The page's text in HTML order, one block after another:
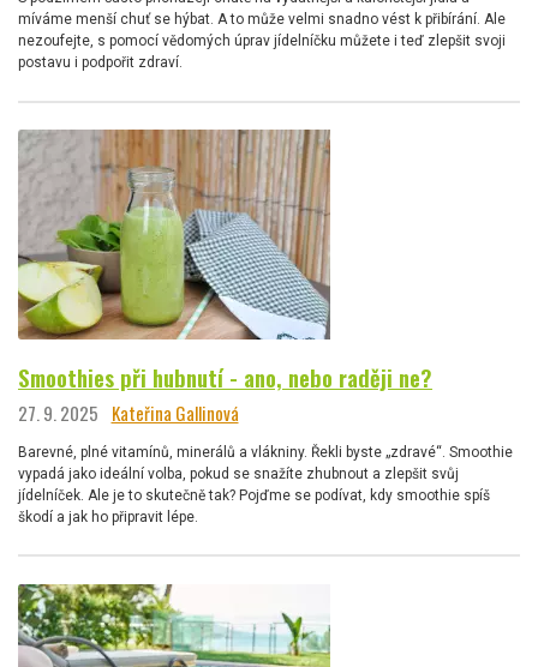
míváme menší chuť se hýbat. A to může velmi snadno vést k přibírání. Ale
nezoufejte, s pomocí vědomých úprav jídelníčku můžete i teď zlepšit svoji
postavu i podpořit zdraví.
Smoothies při hubnutí - ano, nebo raději ne?
27. 9. 2025 Kateřina Gallinová
Barevné, plné vitamínů, minerálů a vlákniny. Řekli byste „zdravé“. Smoothie
vypadá jako ideální volba, pokud se snažíte zhubnout a zlepšit svůj
jídelníček. Ale je to skutečně tak? Pojďme se podívat, kdy smoothie spíš
škodí a jak ho připravit lépe.